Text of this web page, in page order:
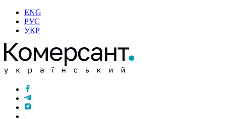
ENG
РУС
УКР